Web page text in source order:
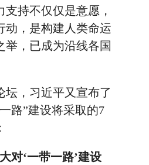
支持不仅仅是意愿，
动，是构建人类命运
举，已成为沿线各国
，习近平又宣布了
路”建设将采取的7
对‘一带一路’建设